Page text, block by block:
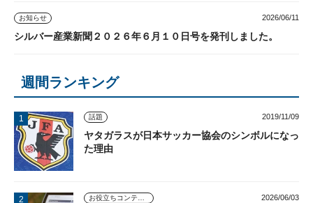
お知らせ 2026/06/11
シルバー産業新聞２０２６年６月１０日号を発刊しました。
週間ランキング
話題 2019/11/09
ヤタガラスが日本サッカー協会のシンボルになっ
た理由
2026/06/03